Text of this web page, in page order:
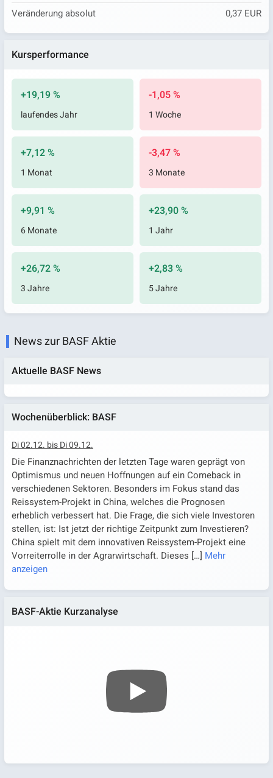
Veränderung absolut
0,37 EUR
Kursperformance
+19,19 %
laufendes Jahr
-1,05 %
1 Woche
+7,12 %
1 Monat
-3,47 %
3 Monate
+9,91 %
6 Monate
+23,90 %
1 Jahr
+26,72 %
3 Jahre
+2,83 %
5 Jahre
News zur BASF Aktie
Aktuelle BASF News
Wochenüberblick: BASF
Di 02.12. bis Di 09.12.
Die Finanznachrichten der letzten Tage waren geprägt von
Optimismus und neuen Hoffnungen auf ein Comeback in
verschiedenen Sektoren. Besonders im Fokus stand das
Reissystem-Projekt in China, welches die Prognosen
erheblich verbessert hat. Die Frage, die sich viele Investoren
stellen, ist: Ist jetzt der richtige Zeitpunkt zum Investieren?
China spielt mit dem innovativen Reissystem-Projekt eine
Vorreiterrolle in der Agrarwirtschaft. Dieses […] Mehr
anzeigen
BASF-Aktie Kurzanalyse